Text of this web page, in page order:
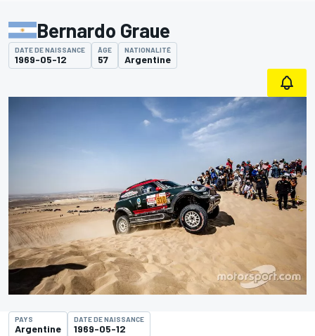
Bernardo Graue
DATE DE NAISSANCE
1969-05-12
ÂGE
57
NATIONALITÉ
Argentine
PAYS
Argentine
DATE DE NAISSANCE
1969-05-12